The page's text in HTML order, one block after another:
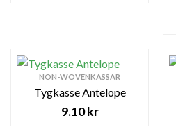
NON-WOVENKASSAR
Tygkasse Antelope
9.10kr